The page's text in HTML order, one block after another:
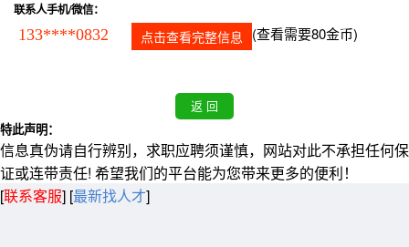
联系人手机/微信：
133****0832 点击查看完整信息 (查看需要80金币)
特此声明：
信息真伪请自行辨别，求职应聘须谨慎，网站对此不承担任何保
证或连带责任! 希望我们的平台能为您带来更多的便利！
[联系客服] [最新找人才]